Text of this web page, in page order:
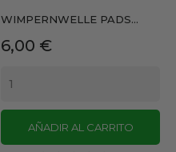
WIMPERNWELLE PADS...
Precio
6,00 €
AÑADIR AL CARRITO